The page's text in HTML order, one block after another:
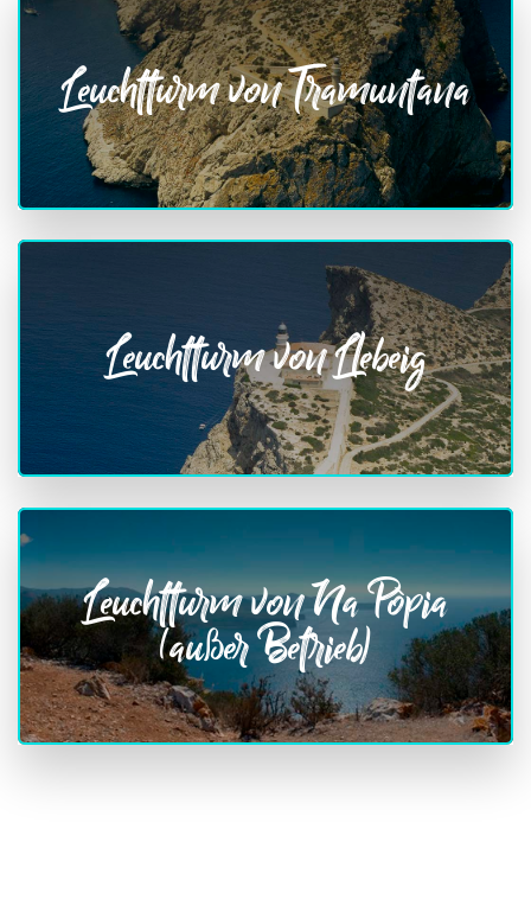
Leuchtturm von Tramuntana
Leuchtturm von Llebeig
Leuchtturm von Na Pòpia
(außer Betrieb)